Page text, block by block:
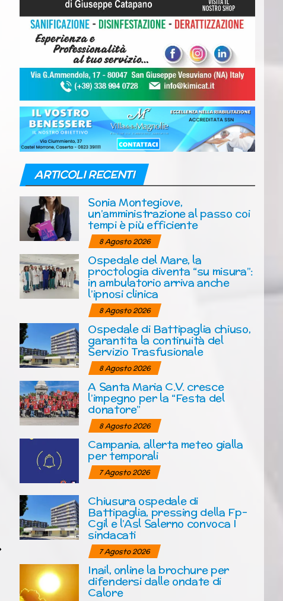
ARTICOLI RECENTI
Sonia Montegiove,
un’amministrazione al passo coi
tempi è più efficiente
8 Agosto 2026
Ospedale del Mare, la
proctologia diventa “su misura”:
in ambulatorio arriva anche
l’ipnosi clinica
8 Agosto 2026
Ospedale di Battipaglia chiuso,
garantita la continuità del
Servizio Trasfusionale
8 Agosto 2026
A Santa Maria C.V. cresce
l’impegno per la “Festa del
donatore”
8 Agosto 2026
Campania, allerta meteo gialla
per temporali
7 Agosto 2026
Chiusura ospedale di
Battipaglia, pressing della Fp-
Cgil e l’Asl Salerno convoca I
sindacati
7 Agosto 2026
Inail, online la brochure per
difendersi dalle ondate di
Calore